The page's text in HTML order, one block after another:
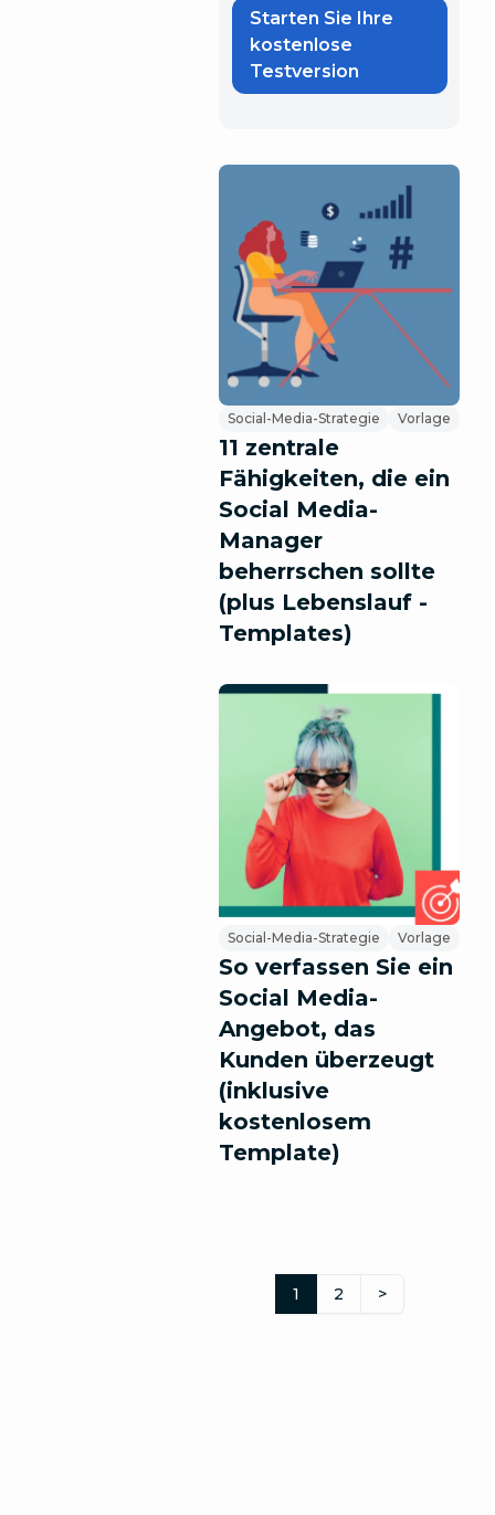
Starten Sie Ihre
kostenlose
Testversion
Social-Media-Strategie Vorlage
11 zentrale
Fähigkeiten, die ein
Social Media-
Manager
beherrschen sollte
(plus Lebenslauf -
Templates)
Social-Media-Strategie Vorlage
So verfassen Sie ein
Social Media-
Angebot, das
Kunden überzeugt
(inklusive
kostenlosem
Template)
1 2 >